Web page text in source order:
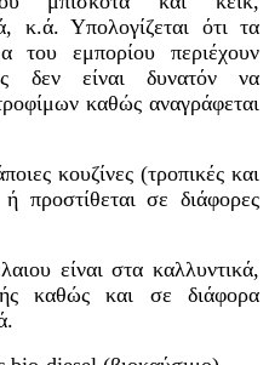
κ.ά. Υπολογίζεται ότι τα
του εμπορίου περιέχουν
δεν είναι δυνατόν να
καθώς αναγράφεται
κουζίνες (τροπικές και
προστίθεται σε διάφορες
είναι στα καλλυντικά,
καθώς και σε διάφορα